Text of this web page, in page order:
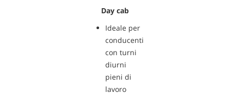
Day cab
Ideale per
conducenti
con turni
diurni
pieni di
lavoro